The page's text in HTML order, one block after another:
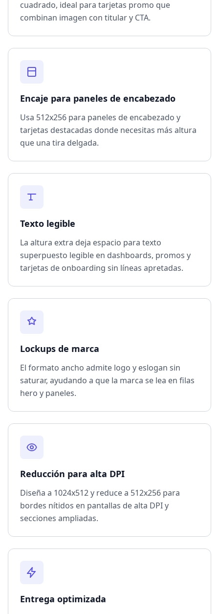
cuadrado, ideal para tarjetas promo que
combinan imagen con titular y CTA.
Encaje para paneles de encabezado
Usa 512x256 para paneles de encabezado y
tarjetas destacadas donde necesitas más altura
que una tira delgada.
Texto legible
La altura extra deja espacio para texto
superpuesto legible en dashboards, promos y
tarjetas de onboarding sin líneas apretadas.
Lockups de marca
El formato ancho admite logo y eslogan sin
saturar, ayudando a que la marca se lea en filas
hero y paneles.
Reducción para alta DPI
Diseña a 1024x512 y reduce a 512x256 para
bordes nítidos en pantallas de alta DPI y
secciones ampliadas.
Entrega optimizada